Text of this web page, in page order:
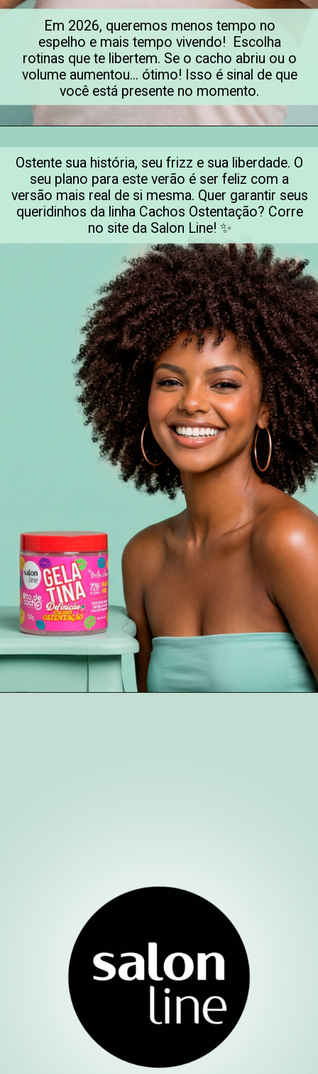
Em 2026, queremos menos tempo no
espelho e mais tempo vivendo! Escolha
rotinas que te libertem. Se o cacho abriu ou o
volume aumentou... ótimo! Isso é sinal de que
você está presente no momento.
Ostente sua história, seu frizz e sua liberdade. O
seu plano para este verão é ser feliz com a
versão mais real de si mesma. Quer garantir seus
queridinhos da linha Cachos Ostentação? Corre
no site da Salon Line! ✨